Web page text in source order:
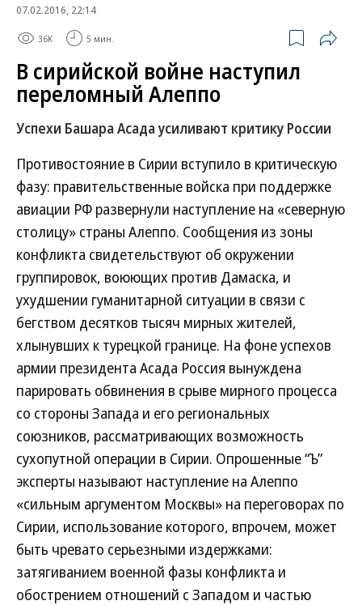
07.02.2016, 22:14
36K 5 мин.
В сирийской войне наступил
переломный Алеппо
Успехи Башара Асада усиливают критику России
Противостояние в Сирии вступило в критическую
фазу: правительственные войска при поддержке
авиации РФ развернули наступление на «северную
столицу» страны Алеппо. Сообщения из зоны
конфликта свидетельствуют об окружении
группировок, воюющих против Дамаска, и
ухудшении гуманитарной ситуации в связи с
бегством десятков тысяч мирных жителей,
хлынувших к турецкой границе. На фоне успехов
армии президента Асада Россия вынуждена
парировать обвинения в срыве мирного процесса
со стороны Запада и его региональных
союзников, рассматривающих возможность
сухопутной операции в Сирии. Опрошенные “Ъ”
эксперты называют наступление на Алеппо
«сильным аргументом Москвы» на переговорах по
Сирии, использование которого, впрочем, может
быть чревато серьезными издержками:
затягиванием военной фазы конфликта и
обострением отношений с Западом и частью